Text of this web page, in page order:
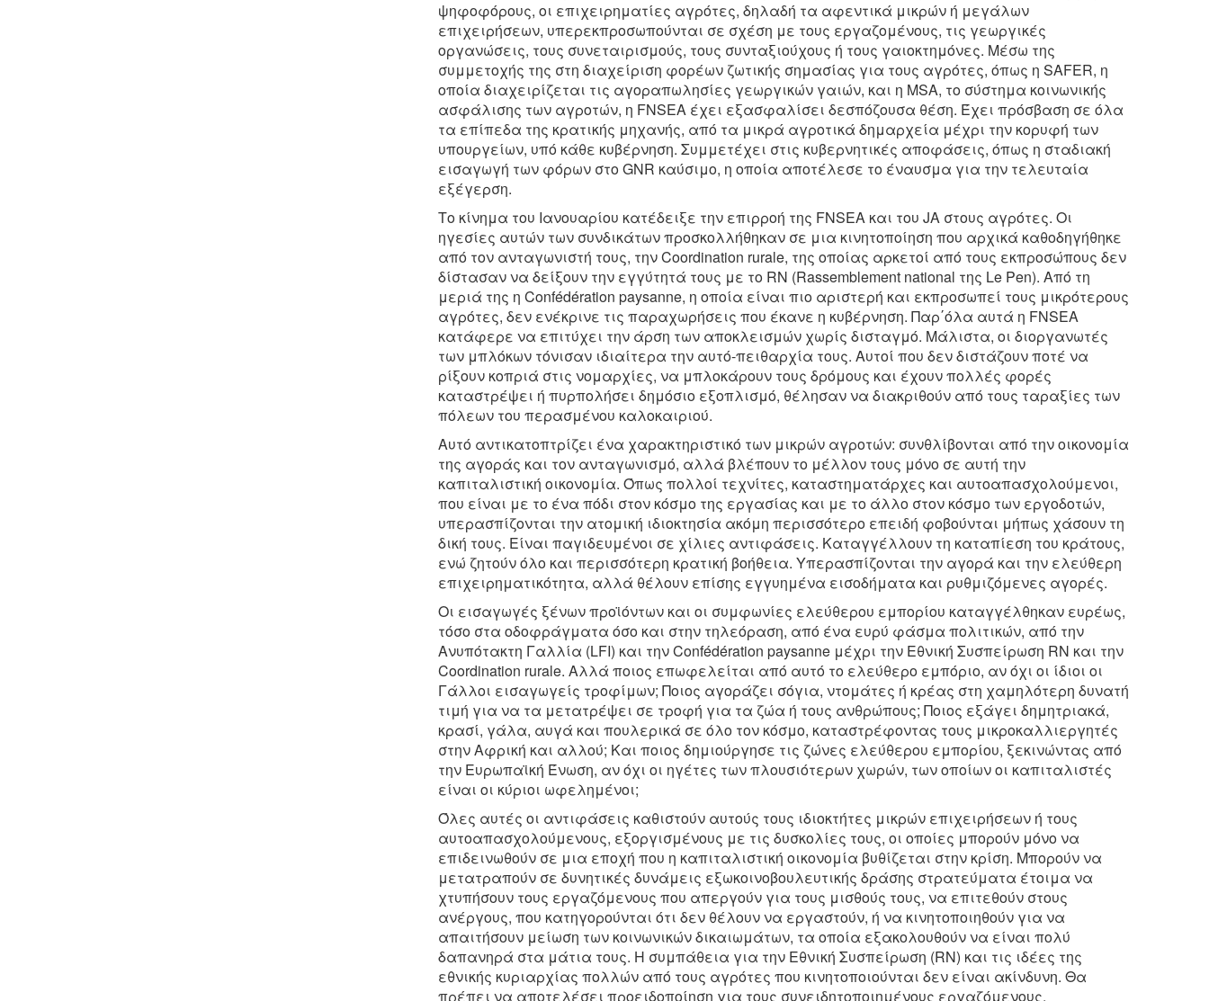
ψηφοφόρους, οι επιχειρηματίες αγρότες, δηλαδή τα αφεντικά μικρών ή μεγάλων
επιχειρήσεων, υπερεκπροσωπούνται σε σχέση με τους εργαζομένους, τις γεωργικές
οργανώσεις, τους συνεταιρισμούς, τους συνταξιούχους ή τους γαιοκτημόνες. Μέσω της
συμμετοχής της στη διαχείριση φορέων ζωτικής σημασίας για τους αγρότες, όπως η SAFER, η
οποία διαχειρίζεται τις αγοραπωλησίες γεωργικών γαιών, και η MSA, το σύστημα κοινωνικής
ασφάλισης των αγροτών, η FNSEA έχει εξασφαλίσει δεσπόζουσα θέση. Έχει πρόσβαση σε όλα
τα επίπεδα της κρατικής μηχανής, από τα μικρά αγροτικά δημαρχεία μέχρι την κορυφή των
υπουργείων, υπό κάθε κυβέρνηση. Συμμετέχει στις κυβερνητικές αποφάσεις, όπως η σταδιακή
εισαγωγή των φόρων στο GNR καύσιμο, η οποία αποτέλεσε το έναυσμα για την τελευταία
εξέγερση.
Το κίνημα του Ιανουαρίου κατέδειξε την επιρροή της FNSEA και του JA στους αγρότες. Οι
ηγεσίες αυτών των συνδικάτων προσκολλήθηκαν σε μια κινητοποίηση που αρχικά καθοδηγήθηκε
από τον ανταγωνιστή τους, την Coordination rurale, της οποίας αρκετοί από τους εκπροσώπους δεν
δίστασαν να δείξουν την εγγύτητά τους με το RN (Rassemblement national της Le Pen). Από τη
μεριά της η Confédération paysanne, η οποία είναι πιο αριστερή και εκπροσωπεί τους μικρότερους
αγρότες, δεν ενέκρινε τις παραχωρήσεις που έκανε η κυβέρνηση. Παρ΄όλα αυτά η FNSEA
κατάφερε να επιτύχει την άρση των αποκλεισμών χωρίς δισταγμό. Μάλιστα, οι διοργανωτές
των μπλόκων τόνισαν ιδιαίτερα την αυτό-πειθαρχία τους. Αυτοί που δεν διστάζουν ποτέ να
ρίξουν κοπριά στις νομαρχίες, να μπλοκάρουν τους δρόμους και έχουν πολλές φορές
καταστρέψει ή πυρπολήσει δημόσιο εξοπλισμό, θέλησαν να διακριθούν από τους ταραξίες των
πόλεων του περασμένου καλοκαιριού.
Αυτό αντικατοπτρίζει ένα χαρακτηριστικό των μικρών αγροτών: συνθλίβονται από την οικονομία
της αγοράς και τον ανταγωνισμό, αλλά βλέπουν το μέλλον τους μόνο σε αυτή την
καπιταλιστική οικονομία. Όπως πολλοί τεχνίτες, καταστηματάρχες και αυτοαπασχολούμενοι,
που είναι με το ένα πόδι στον κόσμο της εργασίας και με το άλλο στον κόσμο των εργοδοτών,
υπερασπίζονται την ατομική ιδιοκτησία ακόμη περισσότερο επειδή φοβούνται μήπως χάσουν τη
δική τους. Είναι παγιδευμένοι σε χίλιες αντιφάσεις. Καταγγέλλουν τη καταπίεση του κράτους,
ενώ ζητούν όλο και περισσότερη κρατική βοήθεια. Υπερασπίζονται την αγορά και την ελεύθερη
επιχειρηματικότητα, αλλά θέλουν επίσης εγγυημένα εισοδήματα και ρυθμιζόμενες αγορές.
Οι εισαγωγές ξένων προϊόντων και οι συμφωνίες ελεύθερου εμπορίου καταγγέλθηκαν ευρέως,
τόσο στα οδοφράγματα όσο και στην τηλεόραση, από ένα ευρύ φάσμα πολιτικών, από την
Ανυπότακτη Γαλλία (LFI) και την Confédération paysanne μέχρι την Εθνική Συσπείρωση RN και την
Coordination rurale. Αλλά ποιος επωφελείται από αυτό το ελεύθερο εμπόριο, αν όχι οι ίδιοι οι
Γάλλοι εισαγωγείς τροφίμων; Ποιος αγοράζει σόγια, ντομάτες ή κρέας στη χαμηλότερη δυνατή
τιμή για να τα μετατρέψει σε τροφή για τα ζώα ή τους ανθρώπους; Ποιος εξάγει δημητριακά,
κρασί, γάλα, αυγά και πουλερικά σε όλο τον κόσμο, καταστρέφοντας τους μικροκαλλιεργητές
στην Αφρική και αλλού; Και ποιος δημιούργησε τις ζώνες ελεύθερου εμπορίου, ξεκινώντας από
την Ευρωπαϊκή Ένωση, αν όχι οι ηγέτες των πλουσιότερων χωρών, των οποίων οι καπιταλιστές
είναι οι κύριοι ωφελημένοι;
Όλες αυτές οι αντιφάσεις καθιστούν αυτούς τους ιδιοκτήτες μικρών επιχειρήσεων ή τους
αυτοαπασχολούμενους, εξοργισμένους με τις δυσκολίες τους, οι οποίες μπορούν μόνο να
επιδεινωθούν σε μια εποχή που η καπιταλιστική οικονομία βυθίζεται στην κρίση. Μπορούν να
μετατραπούν σε δυνητικές δυνάμεις εξωκοινοβουλευτικής δράσης στρατεύματα έτοιμα να
χτυπήσουν τους εργαζόμενους που απεργούν για τους μισθούς τους, να επιτεθούν στους
ανέργους, που κατηγορούνται ότι δεν θέλουν να εργαστούν, ή να κινητοποιηθούν για να
απαιτήσουν μείωση των κοινωνικών δικαιωμάτων, τα οποία εξακολουθούν να είναι πολύ
δαπανηρά στα μάτια τους. Η συμπάθεια για την Εθνική Συσπείρωση (RN) και τις ιδέες της
εθνικής κυριαρχίας πολλών από τους αγρότες που κινητοποιούνται δεν είναι ακίνδυνη. Θα
πρέπει να αποτελέσει προειδοποίηση για τους συνειδητοποιημένους εργαζόμενους.